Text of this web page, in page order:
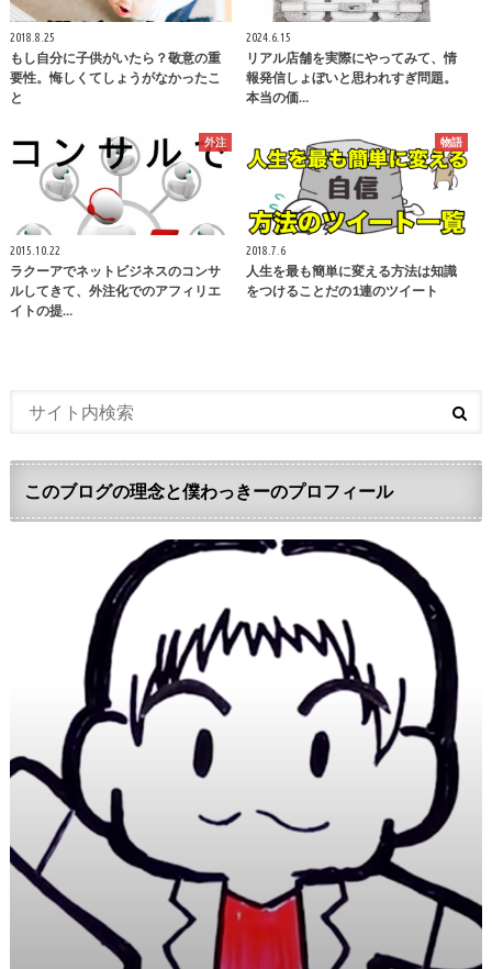
2018.8.25
もし自分に子供がいたら？敬意の重
要性。悔しくてしょうがなかったこ
と
2024.6.15
リアル店舗を実際にやってみて、情
報発信しょぼいと思われすぎ問題。
本当の価…
外注
2015.10.22
ラクーアでネットビジネスのコンサ
ルしてきて、外注化でのアフィリエ
イトの提…
物語
2018.7.6
人生を最も簡単に変える方法は知識
をつけることだの1連のツイート
このブログの理念と僕わっきーのプロフィール